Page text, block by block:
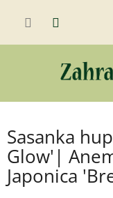
Sasanka
Glow'|
Japonica